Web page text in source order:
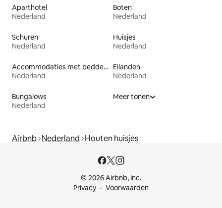
Aparthotel
Nederland
Boten
Nederland
Schuren
Nederland
Huisjes
Nederland
Accommodaties met bedden op toegankelijke hoogte
Nederland
Eilanden
Nederland
Bungalows
Nederland
Meer tonen
Airbnb Nederland Houten huisjes
© 2026 Airbnb, Inc.
Privacy
Voorwaarden